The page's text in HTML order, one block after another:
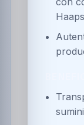
de